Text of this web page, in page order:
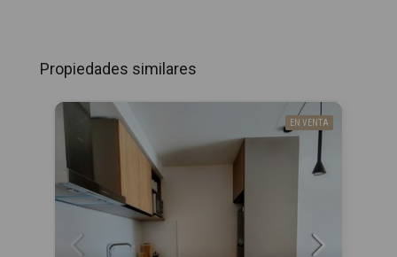
Propiedades similares
EN VENTA